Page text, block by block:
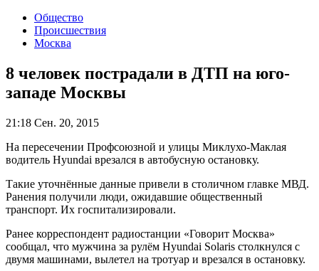
Общество
Происшествия
Москва
8 человек пострадали в ДТП на юго-
западе Москвы
21:18 Сен. 20, 2015
На пересечении Профсоюзной и улицы Миклухо-Маклая
водитель Hyundai врезался в автобусную остановку.
Такие уточнённые данные привели в столичном главке МВД.
Ранения получили люди, ожидавшие общественный
транспорт. Их госпитализировали.
Ранее корреспондент радиостанции «Говорит Москва»
сообщал, что мужчина за рулём Hyundai Solaris столкнулся с
двумя машинами, вылетел на тротуар и врезался в остановку.